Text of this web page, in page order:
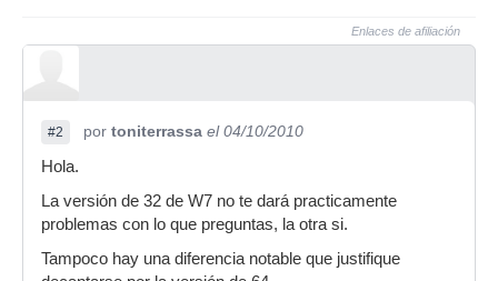
Enlaces de afiliación
#2 por toniterrassa el 04/10/2010
Hola.
La versión de 32 de W7 no te dará practicamente
problemas con lo que preguntas, la otra si.
Tampoco hay una diferencia notable que justifique